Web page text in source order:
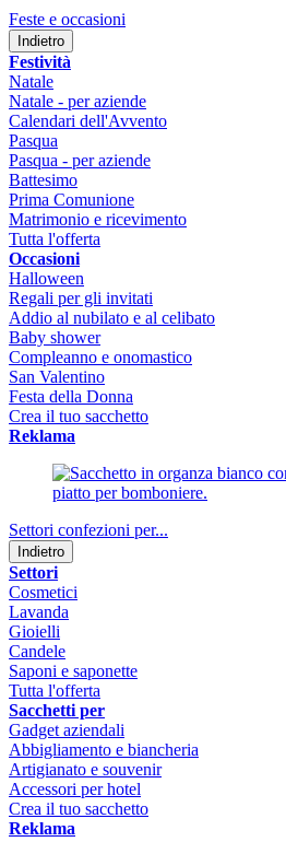
Feste e occasioni
Indietro
Festività
Natale
Natale - per aziende
Calendari dell'Avvento
Pasqua
Pasqua - per aziende
Battesimo
Prima Comunione
Matrimonio e ricevimento
Tutta l'offerta
Occasioni
Halloween
Regali per gli invitati
Addio al nubilato e al celibato
Baby shower
Compleanno e onomastico
San Valentino
Festa della Donna
Crea il tuo sacchetto
Reklama
Settori confezioni per...
Indietro
Settori
Cosmetici
Lavanda
Gioielli
Candele
Saponi e saponette
Tutta l'offerta
Sacchetti per
Gadget aziendali
Abbigliamento e biancheria
Artigianato e souvenir
Accessori per hotel
Crea il tuo sacchetto
Reklama